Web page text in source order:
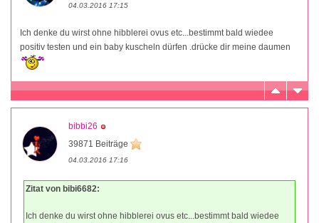
04.03.2016 17:15
Ich denke du wirst ohne hibblerei ovus etc...bestimmt bald wiedee
positiv testen und ein baby kuscheln dürfen .drücke dir meine daumen
bibbi26
39871 Beiträge
04.03.2016 17:16
Zitat von bibi6682:
Ich denke du wirst ohne hibblerei ovus etc...bestimmt bald wiedee